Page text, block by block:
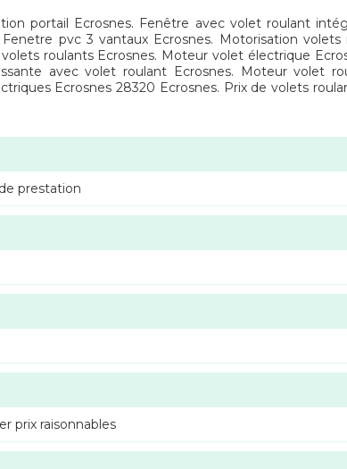
portail Ecrosnes. Fenêtre avec volet roulant
pvc 3 vantaux Ecrosnes. Motorisation
roulants Ecrosnes. Moteur volet électrique
avec volet roulant Ecrosnes. Moteur volet
Ecrosnes 28320 Ecrosnes. Prix de volets
prestation
prix raisonnables